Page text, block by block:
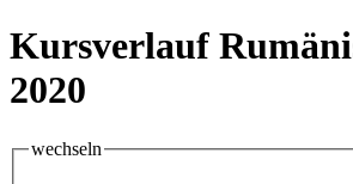
Kursverlauf
2020
wechseln